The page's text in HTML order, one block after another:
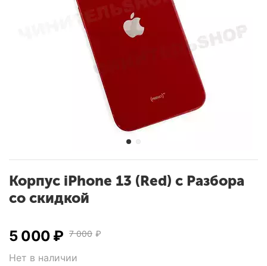
Корпус iPhone 13 (Red) с Разбора
со скидкой
5 000 ₽ 7 000 ₽
Нет в наличии